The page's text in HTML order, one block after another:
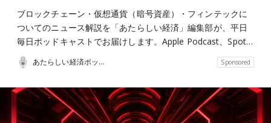
ブロックチェーン・仮想通貨（暗号資産）・フィンテックに
ついてのニュース解説を「あたらしい経済」編集部が、平日
毎日ポッドキャストでお届けします。Apple Podcast、Spot…
あたらしい経済ポッドキャスト Sponsored